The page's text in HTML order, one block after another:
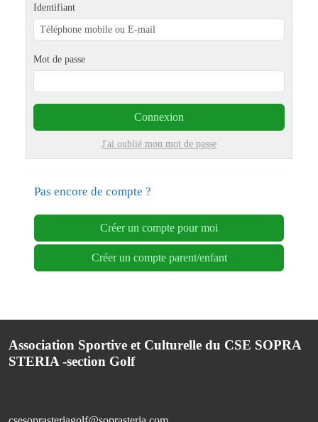
Identifiant
Mot de passe
Connexion
J'ai oublié mon mot de passe
Pas encore de compte ?
Créer un compte pour moi
Créer un compte parent/enfant
Association Sportive et Culturelle du CSE SOPRA
STERIA -section Golf